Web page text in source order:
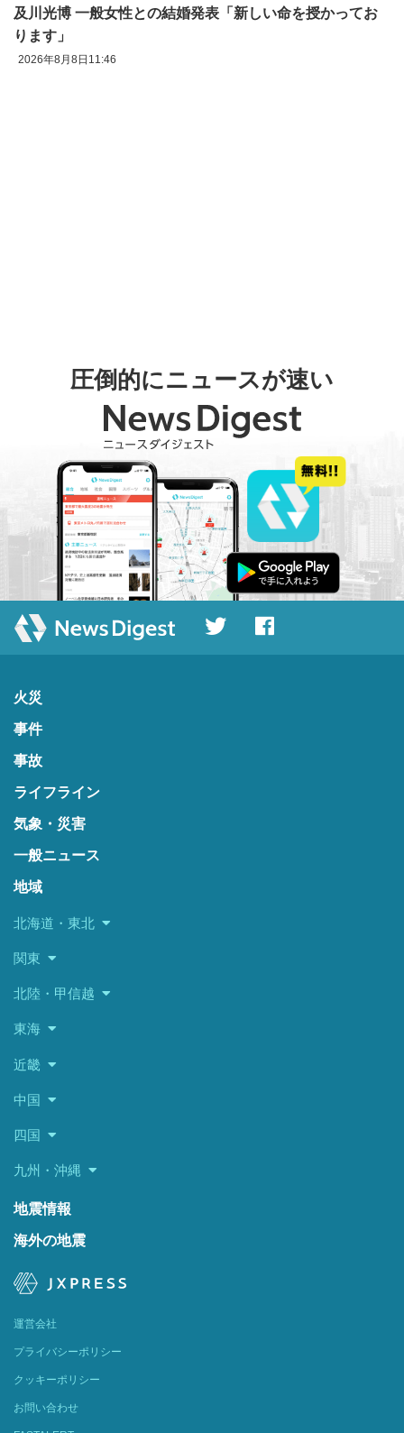
及川光博 一般女性との結婚発表「新しい命を授かってお
ります」
2026年8月8日11:46
圧倒的にニュースが速い
火災
事件
事故
ライフライン
気象・災害
一般ニュース
地域
北海道・東北
関東
北陸・甲信越
東海
近畿
中国
四国
九州・沖縄
地震情報
海外の地震
運営会社
プライバシーポリシー
クッキーポリシー
お問い合わせ